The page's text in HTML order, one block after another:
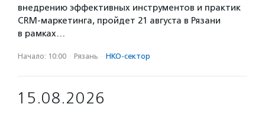
внедрению эффективных инструментов и практик
CRM-маркетинга, пройдет 21 августа в Рязани
в рамках…
Начало: 10:00 · Рязань · НКО-сектор
15.08.2026